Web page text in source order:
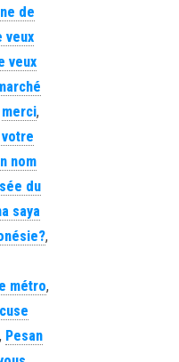
de
veux
veux
merci,
nom
du
saya
,
métro,
, Pesan